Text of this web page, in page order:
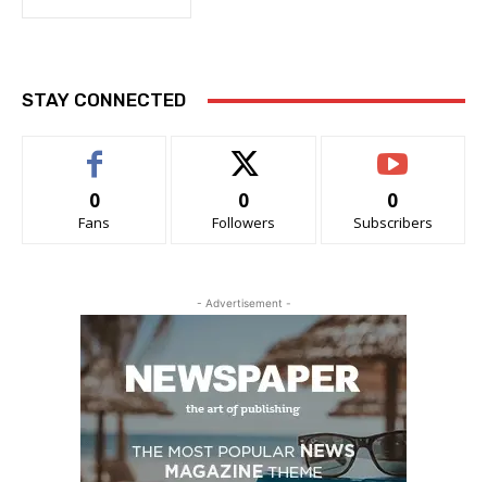
STAY CONNECTED
0
Fans
0
Followers
0
Subscribers
- Advertisement -